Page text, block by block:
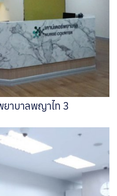
ยาบาลพญาไท 3